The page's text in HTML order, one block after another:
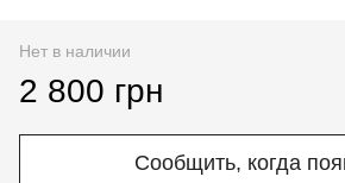
Нет в наличии
2 800 грн
Сообщить, когда